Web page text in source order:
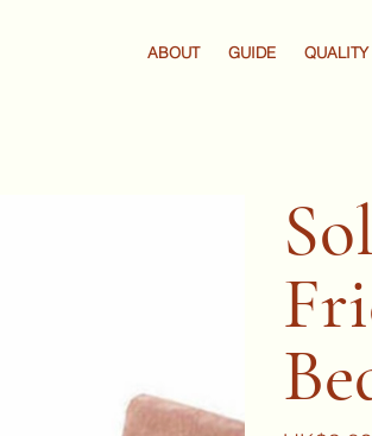
ABOUT GUIDE QUALITY
Price